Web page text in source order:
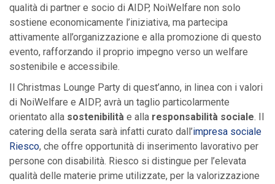
qualità di partner e socio di AIDP, NoiWelfare non solo
sostiene economicamente l’iniziativa, ma partecipa
attivamente all’organizzazione e alla promozione di questo
evento, rafforzando il proprio impegno verso un welfare
sostenibile e accessibile.
Il Christmas Lounge Party di quest’anno, in linea con i valori
di NoiWelfare e AIDP, avrà un taglio particolarmente
orientato alla sostenibilità e alla responsabilità sociale. Il
catering della serata sarà infatti curato dall’impresa sociale
Riesco, che offre opportunità di inserimento lavorativo per
persone con disabilità. Riesco si distingue per l’elevata
qualità delle materie prime utilizzate, per la valorizzazione